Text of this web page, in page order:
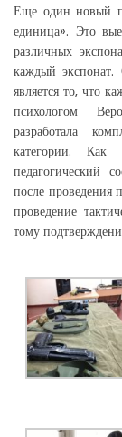
Еще один новый
единица». Это
различных
каждый экспонат.
является то, что
психологом
разработала
категории. Как
педагогический
после проведения
проведение
тому